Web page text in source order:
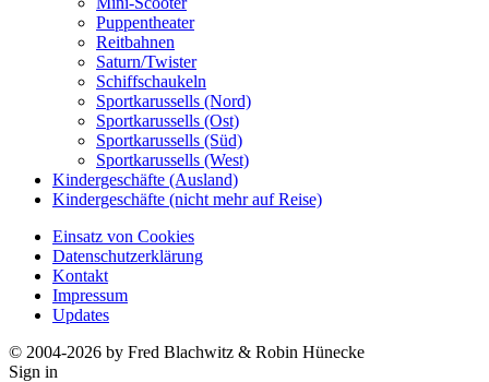
Puppentheater
Reitbahnen
Saturn/Twister
Schiffschaukeln
Sportkarussells (Nord)
Sportkarussells (Ost)
Sportkarussells (Süd)
Sportkarussells (West)
Kindergeschäfte (Ausland)
Kindergeschäfte (nicht mehr auf Reise)
Einsatz von Cookies
Datenschutzerklärung
Kontakt
Impressum
Updates
© 2004-2026 by Fred Blachwitz & Robin Hünecke
Sign in